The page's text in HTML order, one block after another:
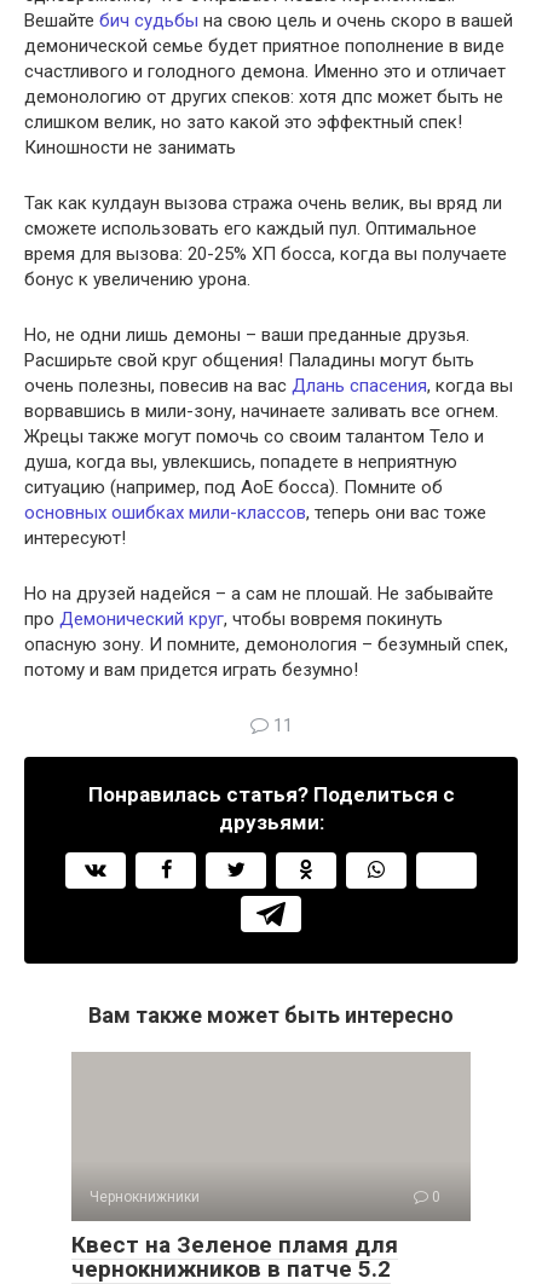
Вешайте бич судьбы на свою цель и очень скоро в вашей
демонической семье будет приятное пополнение в виде
счастливого и голодного демона. Именно это и отличает
демонологию от других спеков: хотя дпс может быть не
слишком велик, но зато какой это эффектный спек!
Киношности не занимать
Так как кулдаун вызова стража очень велик, вы вряд ли
сможете использовать его каждый пул. Оптимальное
время для вызова: 20-25% ХП босса, когда вы получаете
бонус к увеличению урона.
Но, не одни лишь демоны – ваши преданные друзья.
Расширьте свой круг общения! Паладины могут быть
очень полезны, повесив на вас Длань спасения, когда вы
ворвавшись в мили-зону, начинаете заливать все огнем.
Жрецы также могут помочь со своим талантом Тело и
душа, когда вы, увлекшись, попадете в неприятную
ситуацию (например, под АоЕ босса). Помните об
основных ошибках мили-классов, теперь они вас тоже
интересуют!
Но на друзей надейся – а сам не плошай. Не забывайте
про Демонический круг, чтобы вовремя покинуть
опасную зону. И помните, демонология – безумный спек,
потому и вам придется играть безумно!
11
Понравилась статья? Поделиться с
друзьями:
Вам также может быть интересно
Чернокнижники 0
Квест на Зеленое пламя для
чернокнижников в патче 5.2